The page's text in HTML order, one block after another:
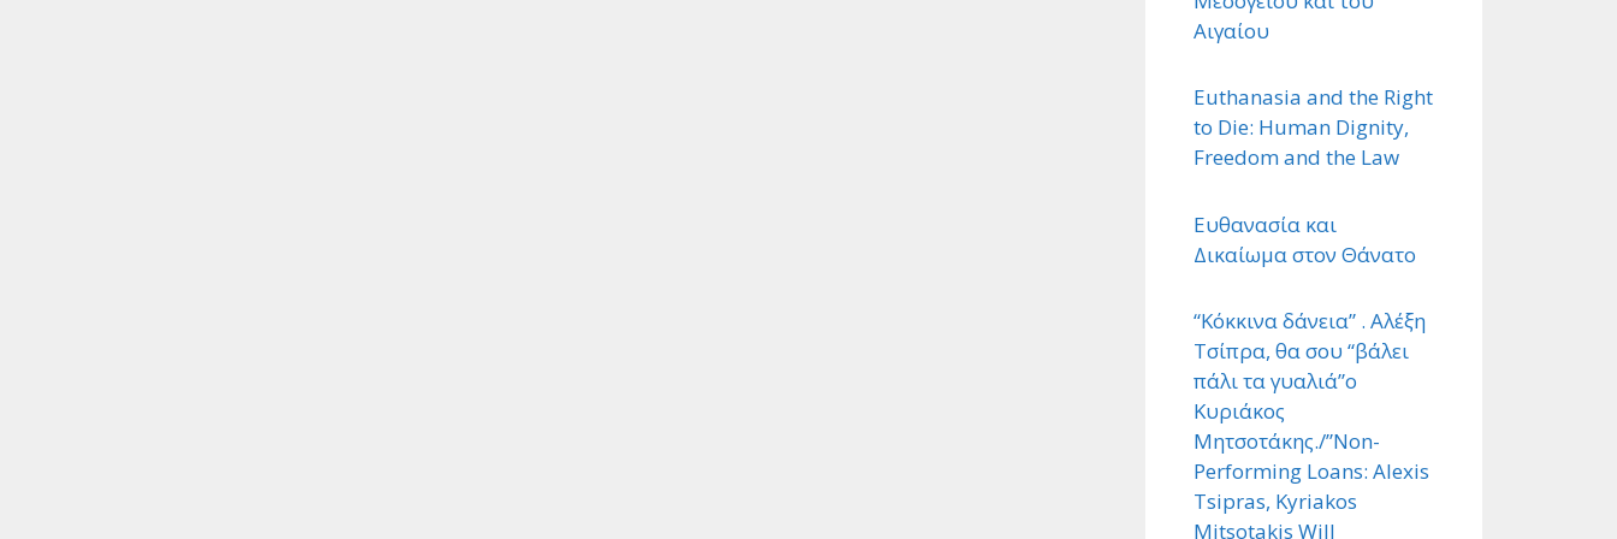
Αιγαίου
Euthanasia and the Right
to Die: Human Dignity,
Freedom and the Law
Ευθανασία και
Δικαίωμα στον Θάνατο
“Κόκκινα δάνεια” . Αλέξη
Τσίπρα, θα σου “βάλει
πάλι τα γυαλιά”ο
Κυριάκος
Μητσοτάκης./”Non-
Performing Loans: Alexis
Tsipras, Kyriakos
Mitsotakis Will